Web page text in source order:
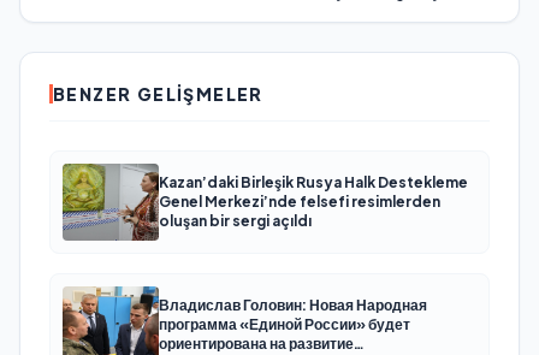
BENZER GELIŞMELER
Kazan’daki Birleşik Rusya Halk Destekleme
Genel Merkezi’nde felsefi resimlerden
oluşan bir sergi açıldı
Владислав Головин: Новая Народная
программа «Единой России» будет
ориентирована на развитие